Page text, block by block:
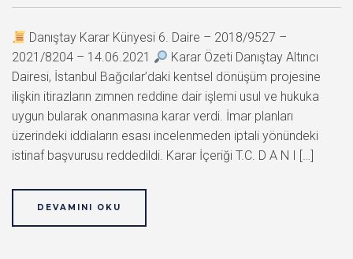
Danıştay Karar Künyesi 6. Daire – 2018/9527 –
2021/8204 – 14.06.2021
Karar Özeti Danıştay Altıncı
Dairesi, İstanbul Bağcılar’daki kentsel dönüşüm projesine
ilişkin itirazların zımnen reddine dair işlemi usul ve hukuka
uygun bularak onanmasına karar verdi. İmar planları
üzerindeki iddiaların esası incelenmeden iptali yönündeki
istinaf başvurusu reddedildi. Karar İçeriği T.C. D A N I […]
DEVAMINI OKU